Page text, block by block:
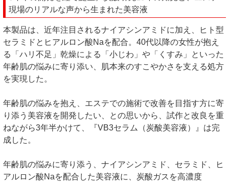
現場のリアルな声から生まれた美容液
本製品は、近年注目されるナイアシンアミドに加え、ヒト型
セラミドとヒアルロン酸Naを配合。40代以降の女性が抱え
る「ハリ不足」乾燥による「小じわ」や「くすみ」といった
年齢肌の悩みに寄り添い、肌本来のすこやかさを支える処方
を実現した。
年齢肌の悩みを抱え、エステでの施術で改善を目指す方に寄
り添う美容液を開発したい、との思いから、試作と改良を重
ねながら3年半かけて、『VB3セラム（炭酸美容液）』は完
成した。
年齢肌の悩みに寄り添う、ナイアシンアミド、セラミド、ヒ
アルロン酸Naを配合した美容液に、炭酸ガスを高濃度